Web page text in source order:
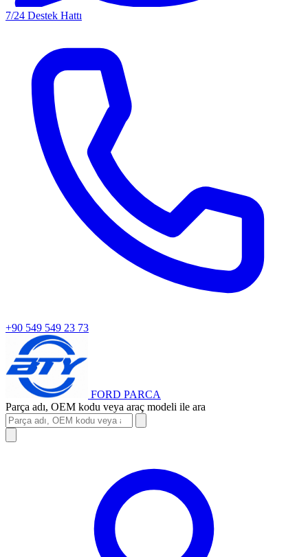
7/24 Destek Hattı
+90 549 549 23 73
FORD PARCA
Parça adı, OEM kodu veya araç modeli ile ara